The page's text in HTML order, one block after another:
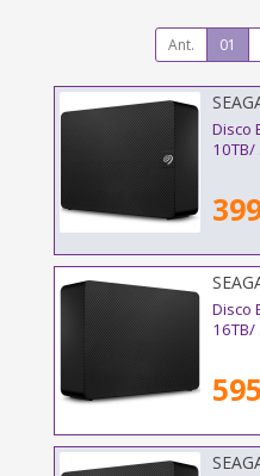
Ant. 01
Disco
10TB/
Disco
16TB/